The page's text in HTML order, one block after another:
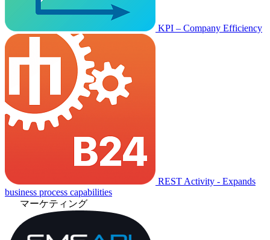
KPI – Company Efficiency
REST Activity - Expands
business process capabilities
マーケティング